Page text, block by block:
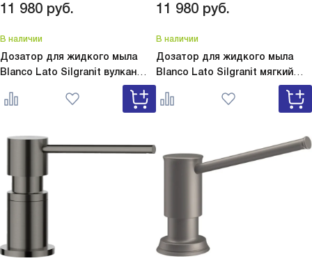
11 980 руб.
В наличии
Дозатор для жидкого мыла
Blanco Lato Silgranit вулкан
Lato Silgranit вулкан
серый 526954
11 980 руб.
В наличии
Дозатор для жидкого мыла
Blanco Lato Silgranit мягкий
Lato Silgranit мягкий
белый 526955